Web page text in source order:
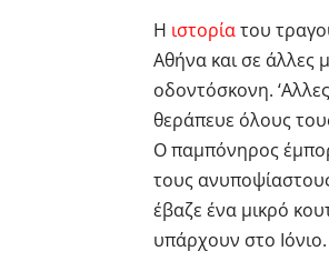
Η ιστορίατου
Αθήνα και σε άλλες
οδοντόσκονη.
θεράπευε όλους
Ο παμπόνηρος
τους
έβαζε ένα μικρό
υπάρχουν στο Ιόνιο.